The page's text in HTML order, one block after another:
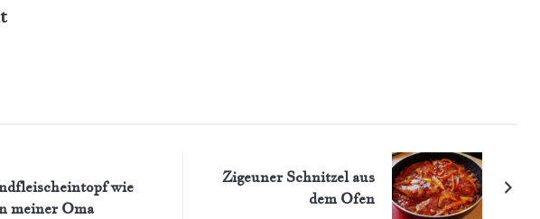
wie
meiner Oma
Zigeuner Schnitzel aus
dem Ofen